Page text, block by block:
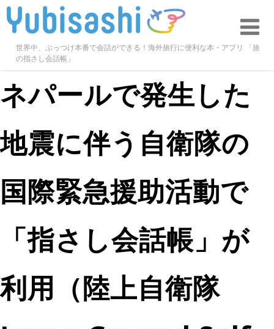
世界中、ぶっつけ本番で会話ができる！海外旅行に便利な本・アプリ 「旅
の指さし会話帳」
ネパールで発生した
地震に伴う自衛隊の
国際緊急援助活動で
「指さし会話帳」が
利用（陸上自衛隊